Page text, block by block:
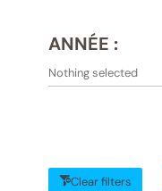
ANNÉE :
Nothing selected
Clear filters